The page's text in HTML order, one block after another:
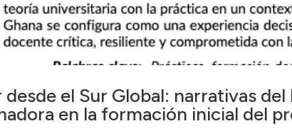
el Sur Global: narrativas
en la formación inicial del